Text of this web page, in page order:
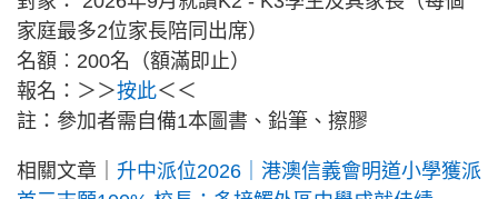
家庭最多2位家長陪同出席）
名額︰200名（額滿即止）
報名：＞＞按此＜＜
註：參加者需自備1本圖書、鉛筆、擦膠
相關文章｜ 升中派位2026｜港澳信義會明道小學獲派